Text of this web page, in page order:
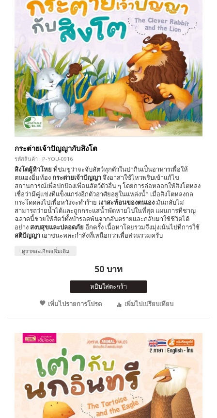
กระต่ายเจ้าปัญญากับสิงโต
รหัสสินค้า : P-YOU-0916
สิงโตผู้หิวโหย ที่ข่มขู่ว่าจะจับสัตว์ทุกตัวในป่ากินเป็นอาหารเพื่อให้
ตนเองอิ่มท้องกระต่ายเจ้าปัญญาจึงอาสาใช้ไหวพริบเข้าแก้ไข
สถานการณ์เพื่อปกป้องเพื่อนสัตว์ตัวอื่น ๆ โดยการล่อหลอกให้สิงโตหลง
เชื่อว่ามีคู่แข่งที่แข็งแกร่งอีกตัวอาศัยอยู่ในแหล่งน้ำ เมื่อสิงโตหลงกล
กระโดดลงไปเพื่อหวังจะทำร้าย เงาสะท้อนของตนเองมันกลับไม่
สามารถว่ายน้ำได้และถูกกระแสน้ำพัดหายไปในที่สุด แผนการที่ชาญ
ฉลาดนี้ช่วยให้สัตว์ทั้งป่ารอดพ้นจากอันตรายและกลับมาใช้ชีวิตได้
อย่างสงบสุขและปลอดภัย อีกครั้ง เนื้อหาโดยรวมจึงมุ่งเน้นไปที่การใช้
สติปัญญา เอาชนะพละกำลังที่เหนือกว่าเพื่อส่วนรวมครับ
ดูรายละเอียดเพิ่มเติม
50 บาท
หยิบใส่ตะกร้า
เพิ่มไปรายการโปรด
เพิ่มไปเปรียบเทียบ